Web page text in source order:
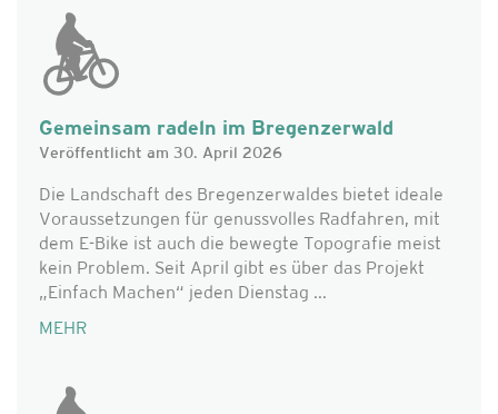
Gemeinsam radeln im Bregenzerwald
Veröffentlicht am 30. April 2026
Die Landschaft des Bregenzerwaldes bietet ideale
Voraussetzungen für genussvolles Radfahren, mit
dem E-Bike ist auch die bewegte Topografie meist
kein Problem. Seit April gibt es über das Projekt
„Einfach Machen“ jeden Dienstag ...
MEHR